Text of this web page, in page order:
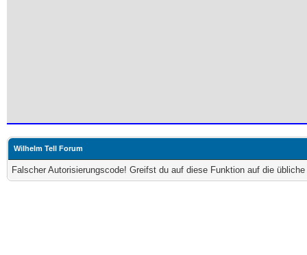
Wilhelm Tell Forum
Falscher Autorisierungscode! Greifst du auf diese Funktion auf die